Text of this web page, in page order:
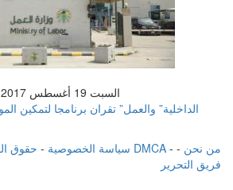
السبت 19 أغسطس 2017 01:32 مساءً
سياسة الخصوصية - حقوق الملكية الفكرية DMCA - من نحن -
فريق التحرير